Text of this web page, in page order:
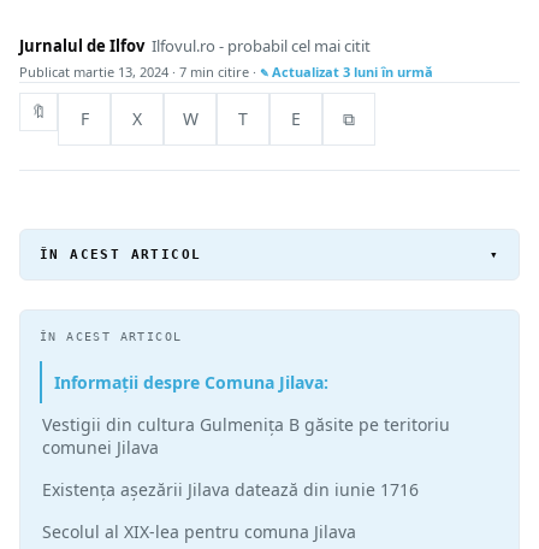
Jurnalul de Ilfov Ilfovul.ro - probabil cel mai citit
Publicat martie 13, 2024 · 7 min citire · Actualizat 3 luni în urmă
🔖 F X W T E ⧉
ÎN ACEST ARTICOL ▾
ÎN ACEST ARTICOL
Informații despre Comuna Jilava:
Vestigii din cultura Gulmenița B găsite pe teritoriu
comunei Jilava
Existența așezării Jilava datează din iunie 1716
Secolul al XIX-lea pentru comuna Jilava